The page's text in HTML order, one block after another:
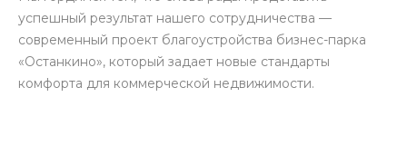
успешный результат нашего сотрудничества —
современный проект благоустройства бизнес-парка
«Останкино», который задает новые стандарты
комфорта для коммерческой недвижимости.